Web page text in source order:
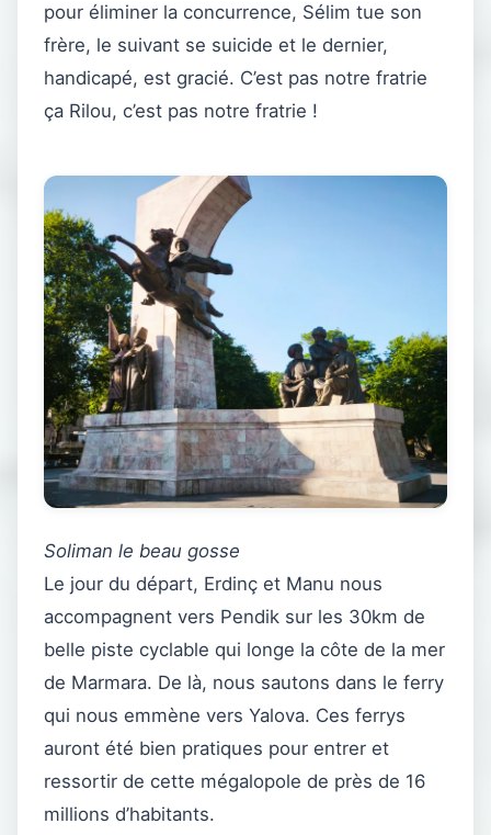
pour éliminer la concurrence, Sélim tue son
frère, le suivant se suicide et le dernier,
handicapé, est gracié. C’est pas notre fratrie
ça Rilou, c’est pas notre fratrie !
Soliman le beau gosse
Le jour du départ, Erdinç et Manu nous
accompagnent vers Pendik sur les 30km de
belle piste cyclable qui longe la côte de la mer
de Marmara. De là, nous sautons dans le ferry
qui nous emmène vers Yalova. Ces ferrys
auront été bien pratiques pour entrer et
ressortir de cette mégalopole de près de 16
millions d’habitants.